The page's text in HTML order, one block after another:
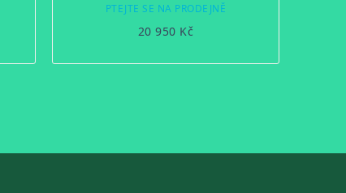
PTEJTE SE NA PRODEJNĚ
20 950 Kč